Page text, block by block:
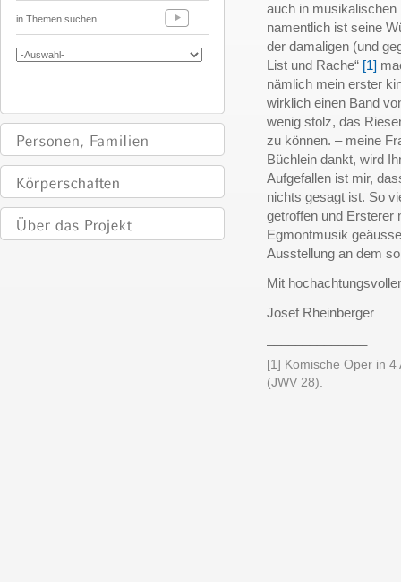
in Themen suchen
auch in musikalischen
namentlich ist seine
der damaligen (und
List und Rache“ [1]
nämlich mein erster
wirklich einen Band
wenig stolz, das
zu können. – meine
Büchlein dankt, wird
Aufgefallen ist mir,
nichts gesagt ist. So
getroffen und Ersterer
Egmontmusik
Ausstellung an dem
Mit
Josef Rheinberger
[1] Komische Oper in
(JWV 28).